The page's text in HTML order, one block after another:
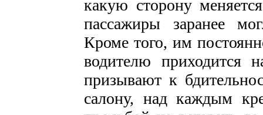
какую сторону
пассажиры заранее
Кроме того, им
водителю приходится
призывают к
салону, над каждым